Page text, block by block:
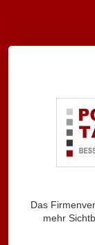
Das
mehr